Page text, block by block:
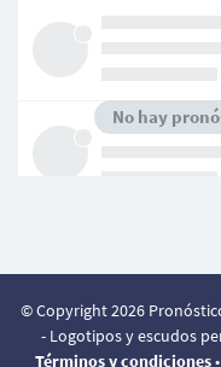
No hay
© Copyright 2026
- Logotipos y escudos
Términos y condiciones•